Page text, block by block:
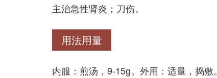
主治急性肾炎；刀伤。
用法用量
内服：煎汤，9-15g。外用：适量，捣敷。